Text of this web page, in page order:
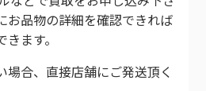
お品物の詳細を確認できれば
ます。
場合、直接店舗にご発送頂く